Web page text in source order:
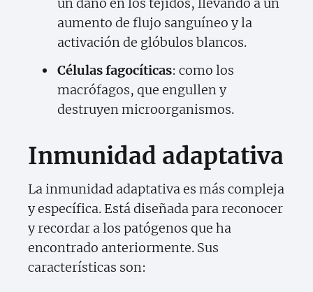
aumento de flujo sanguíneo y la
activación de glóbulos blancos.
Células fagocíticas: como los
macrófagos, que engullen y
destruyen microorganismos.
Inmunidad adaptativa
La inmunidad adaptativa es más compleja
y específica. Está diseñada para reconocer
y recordar a los patógenos que ha
encontrado anteriormente. Sus
características son: